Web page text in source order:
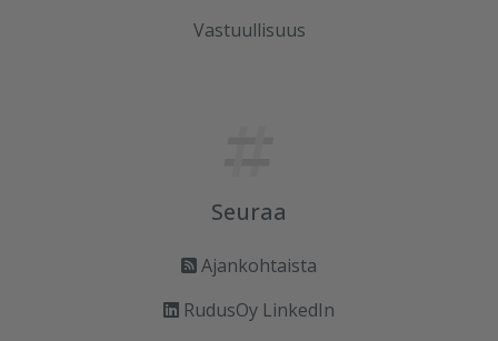
Vastuullisuus
Seuraa
Ajankohtaista
RudusOy LinkedIn